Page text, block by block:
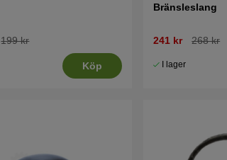
199 kr
Köp
Bränsleslang
241 kr 268 kr
I lager